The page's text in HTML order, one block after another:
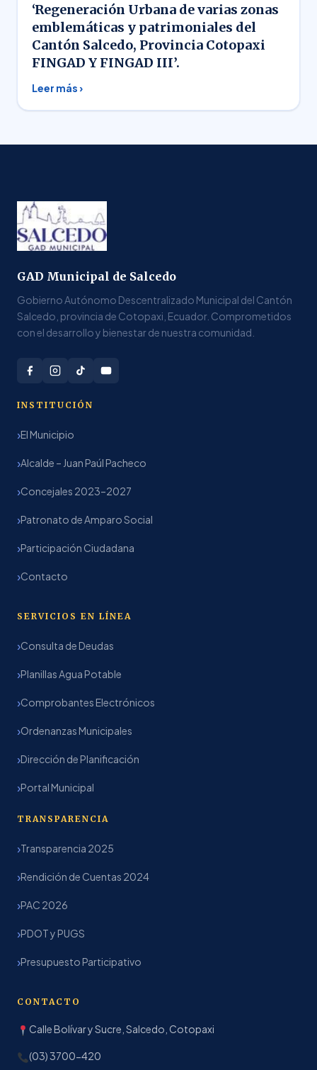
‘Regeneración Urbana de varias zonas
emblemáticas y patrimoniales del
Cantón Salcedo, Provincia Cotopaxi
FINGAD Y FINGAD III’.
Leer más ›
GAD Municipal de Salcedo
Gobierno Autónomo Descentralizado Municipal del Cantón
Salcedo, provincia de Cotopaxi, Ecuador. Comprometidos
con el desarrollo y bienestar de nuestra comunidad.
INSTITUCIÓN
El Municipio
Alcalde – Juan Paúl Pacheco
Concejales 2023–2027
Patronato de Amparo Social
Participación Ciudadana
Contacto
SERVICIOS EN LÍNEA
Consulta de Deudas
Planillas Agua Potable
Comprobantes Electrónicos
Ordenanzas Municipales
Dirección de Planificación
Portal Municipal
TRANSPARENCIA
Transparencia 2025
Rendición de Cuentas 2024
PAC 2026
PDOT y PUGS
Presupuesto Participativo
CONTACTO
Calle Bolívar y Sucre, Salcedo, Cotopaxi
(03) 3700-420